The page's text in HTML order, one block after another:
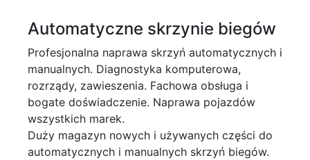
Automatyczne skrzynie biegów
Profesjonalna naprawa skrzyń automatycznych i
manualnych. Diagnostyka komputerowa,
rozrządy, zawieszenia. Fachowa obsługa i
bogate doświadczenie. Naprawa pojazdów
wszystkich marek.
Duży magazyn nowych i używanych części do
automatycznych i manualnych skrzyń biegów.